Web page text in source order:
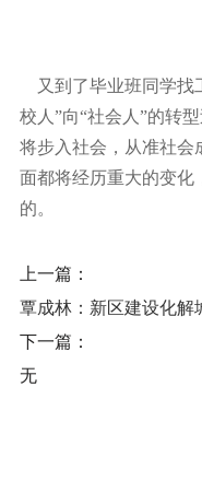
学生 访客 招聘 校友
又到了毕业班同学找
校人”向“社会人”的转
将步入社会，从准社会
面都将经历重大的变化
的。
上一篇：
覃成林：新区建设化解
下一篇：
无